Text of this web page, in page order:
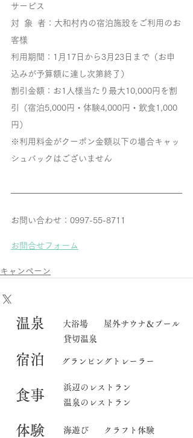
サービス
対  象  者：大和村内の宿泊施設をご利用のお
客様
利用期間：1月17日から3月23日まで（お申
込みが予算額に達し次第終了）
割引金額：お1人様当たり最大10,000円を割
引（宿泊5,000円・体験4,000円・飲食1,000
円）
※利用料金がクーポン金額以下の場合キャッ
シュバックはございません
お問い合わせ：0997-55-8711
お問合せフォーム
キャンペーン
​温泉 大浴場
屋外サウナ＆プール
貸切温泉
宿泊 グランピングトレーラー
食事
​浜辺のレストラン
温泉のレストラン
体験 海遊び クラフト体験